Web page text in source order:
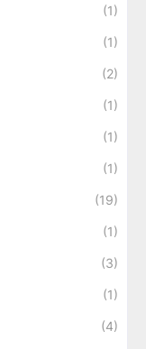
(1)
(1)
(2)
(1)
(1)
(1)
(19)
(1)
(3)
(1)
(4)